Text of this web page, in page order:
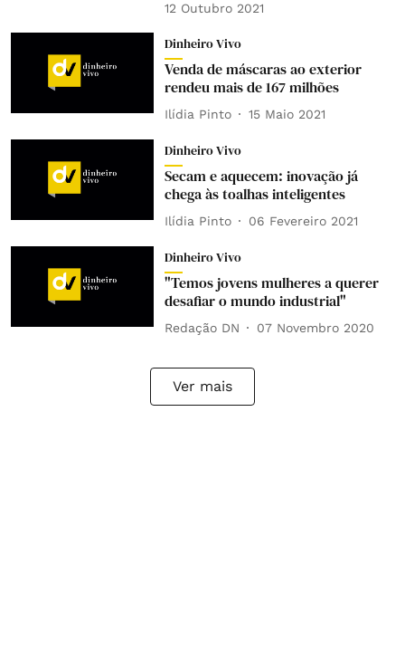
12 Outubro 2021
Dinheiro Vivo
Venda de máscaras ao exterior
rendeu mais de 167 milhões
Ilídia Pinto 15 Maio 2021
Dinheiro Vivo
Secam e aquecem: inovação já
chega às toalhas inteligentes
Ilídia Pinto 06 Fevereiro 2021
Dinheiro Vivo
"Temos jovens mulheres a querer
desafiar o mundo industrial"
Redação DN 07 Novembro 2020
Ver mais